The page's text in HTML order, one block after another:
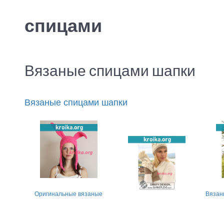
спицами
Вязаные спицами шапки
Вязаные спицами шапки
Оригинальные вязаные